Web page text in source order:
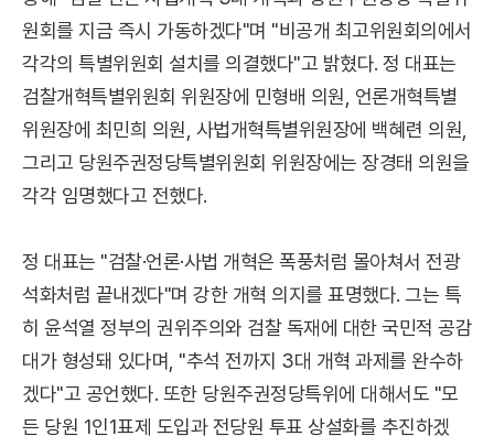
원회를 지금 즉시 가동하겠다"며 "비공개 최고위원회의에서
각각의 특별위원회 설치를 의결했다"고 밝혔다. 정 대표는
검찰개혁특별위원회 위원장에 민형배 의원, 언론개혁특별
위원장에 최민희 의원, 사법개혁특별위원장에 백혜련 의원,
그리고 당원주권정당특별위원회 위원장에는 장경태 의원을
각각 임명했다고 전했다.
정 대표는 "검찰·언론·사법 개혁은 폭풍처럼 몰아쳐서 전광
석화처럼 끝내겠다"며 강한 개혁 의지를 표명했다. 그는 특
히 윤석열 정부의 권위주의와 검찰 독재에 대한 국민적 공감
대가 형성돼 있다며, "추석 전까지 3대 개혁 과제를 완수하
겠다"고 공언했다. 또한 당원주권정당특위에 대해서도 "모
든 당원 1인1표제 도입과 전당원 투표 상설화를 추진하겠